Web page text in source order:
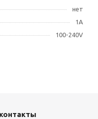
нет
1А
100-240V